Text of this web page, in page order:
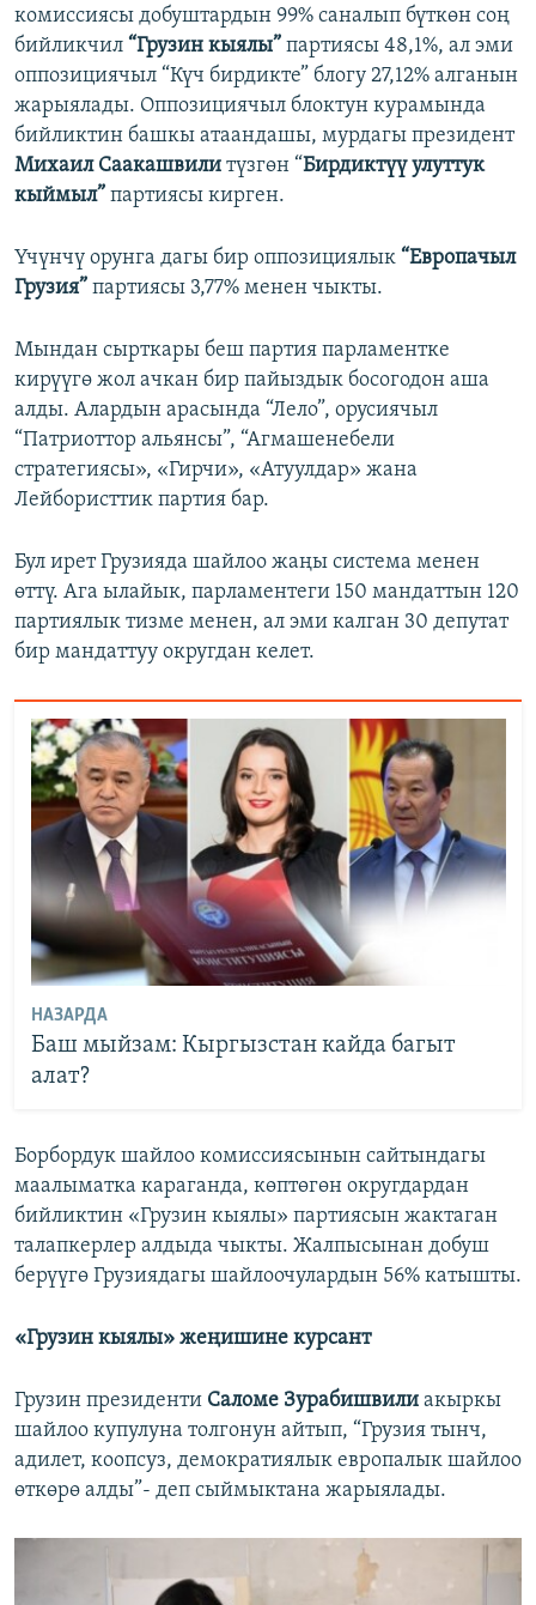
комиссиясы добуштардын 99% саналып бүткөн соң
бийликчил “Грузин кыялы” партиясы 48,1%, ал эми
оппозициячыл “Күч бирдикте” блогу 27,12% алганын
жарыялады. Оппозициячыл блоктун курамында
бийликтин башкы атаандашы, мурдагы президент
Михаил Саакашвили түзгөн “Бирдиктүү улуттук
кыймыл” партиясы кирген.
Үчүнчү орунга дагы бир оппозициялык “Европачыл
Грузия” партиясы 3,77% менен чыкты.
Мындан сырткары беш партия парламентке
кирүүгө жол ачкан бир пайыздык босогодон аша
алды. Алардын арасында “Лело”, орусиячыл
“Патриоттор альянсы”, “Агмашенебели
стратегиясы», «Гирчи», «Атуулдар» жана
Лейбористтик партия бар.
Бул ирет Грузияда шайлоо жаңы система менен
өттү. Ага ылайык, парламентеги 150 мандаттын 120
партиялык тизме менен, ал эми калган 30 депутат
бир мандаттуу округдан келет.
НАЗАРДА
Баш мыйзам: Кыргызстан кайда багыт
алат?
Борбордук шайлоо комиссиясынын сайтындагы
маалыматка караганда, көптөгөн округдардан
бийликтин «Грузин кыялы» партиясын жактаган
талапкерлер алдыда чыкты. Жалпысынан добуш
берүүгө Грузиядагы шайлоочулардын 56% катышты.
«Грузин кыялы» жеңишине курсант
Грузин президенти Саломе Зурабишвили акыркы
шайлоо купулуна толгонун айтып, “Грузия тынч,
адилет, коопсуз, демократиялык европалык шайлоо
өткөрө алды”- деп сыймыктана жарыялады.